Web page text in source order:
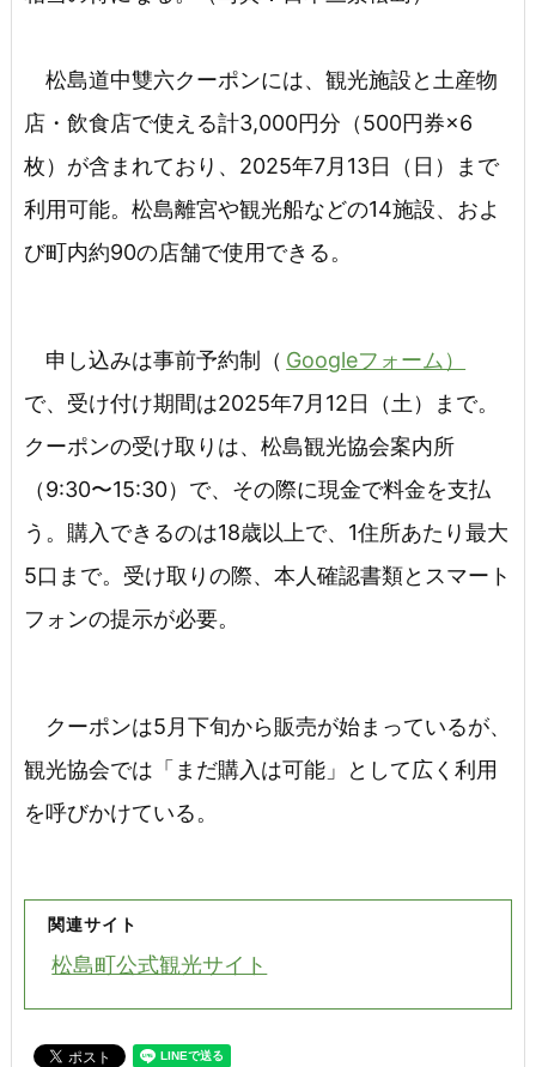
松島道中雙六クーポンには、観光施設と土産物
店・飲食店で使える計3,000円分（500円券×6
枚）が含まれており、2025年7月13日（日）まで
利用可能。松島離宮や観光船などの14施設、およ
び町内約90の店舗で使用できる。
申し込みは事前予約制（ Googleフォーム）
で、受け付け期間は2025年7月12日（土）まで。
クーポンの受け取りは、松島観光協会案内所
（9:30〜15:30）で、その際に現金で料金を支払
う。購入できるのは18歳以上で、1住所あたり最大
5口まで。受け取りの際、本人確認書類とスマート
フォンの提示が必要。
クーポンは5月下旬から販売が始まっているが、
観光協会では「まだ購入は可能」として広く利用
を呼びかけている。
関連サイト
松島町公式観光サイト